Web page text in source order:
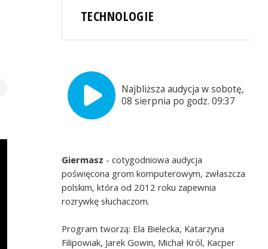
TECHNOLOGIE
Najbliższa audycja w sobotę,
08 sierpnia po godz. 09:37
Giermasz - cotygodniowa audycja
poświęcona grom komputerowym, zwłaszcza
polskim, która od 2012 roku zapewnia
rozrywkę słuchaczom.
Program tworzą: Ela Bielecka, Katarzyna
Filipowiak, Jarek Gowin, Michał Król, Kacper